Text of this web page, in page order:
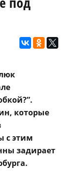
которые
с этим
задирает